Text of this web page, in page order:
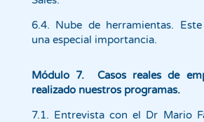
6.4. Nube de herramientas.
una especial importancia.
Módulo 7. Casos reales de
realizado nuestros programas.
7.1. Entrevista con el Dr Mario